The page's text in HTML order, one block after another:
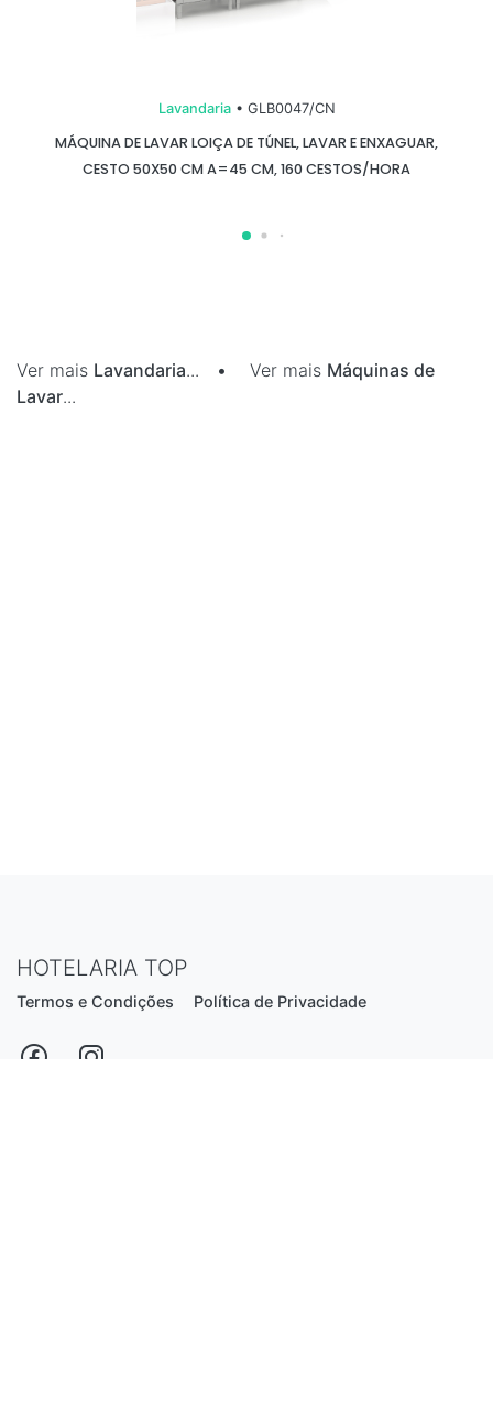
Lavandaria• GLB0047/CN
MÁQUINA DE LAVAR LOIÇA DE TÚNEL, LAVAR E ENXAGUAR,
CESTO 50X50 CM A=45 CM, 160 CESTOS/HORA
Ver mais Lavandaria... • Ver mais Máquinas de
Lavar...
HOTELARIA TOP
Termos e Condições Política de Privacidade